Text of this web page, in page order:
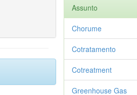
Assunto
Chorume
Cotratamento
Cotreatment
Greenhouse Gas